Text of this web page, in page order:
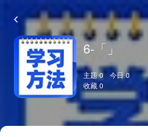
6-「」
主题 0 今日 0
收藏 0